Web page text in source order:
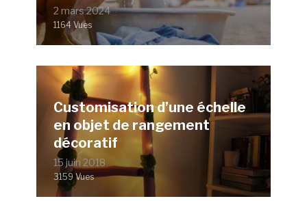
2 mars 2024
1164 Vues
Customisation d’une échelle
en objet de rangement
décoratif
15 juin 2018
3159 Vues